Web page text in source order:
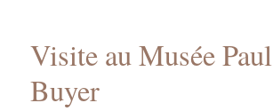
Visite au Musée Paul
Buyer